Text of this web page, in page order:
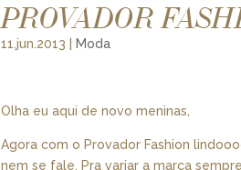
PROVADOR
11.jun.2013 Moda
Olha eu aqui de novo meninas,
Agora com o Provador Fashion
nem se fale. Pra variar a marca